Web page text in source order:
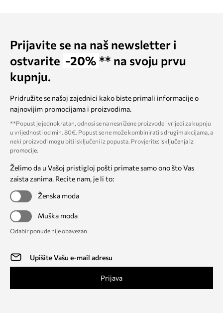
Prijavite se na naš newsletter i
ostvarite -20% ** na svoju prvu
kupnju.
Pridružite se našoj zajednici kako biste primali informacije o
najnovijim promocijama i proizvodima.
**Popust je jednokratan, odnosi se na nesnižene proizvode i vrijedi za kupnju
u vrijednosti od min. 80€. Popust se ne može kombinirati s drugim akcijama, a
neki proizvodi mogu biti isključeni iz popusta. Provjerite: isključenja iz
promocije.
Želimo da u Vašoj pristigloj pošti primate samo ono što Vas
zaista zanima. Recite nam, je li to:
Ženska moda
Muška moda
Odabir ponude nije obavezan
Prijava